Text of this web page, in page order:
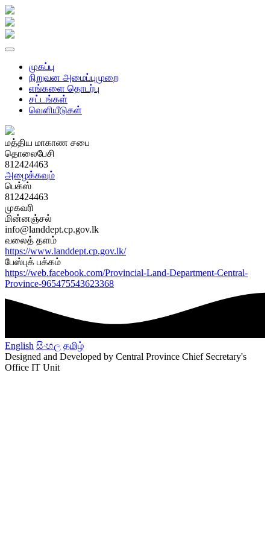
முகப்பு
நிறுவன அமைப்புமுறை
எங்களை தொடர்பு
சட்டங்கள்
வௌியீடுகள்
மத்திய மாகாண சபை
தொலைபேசி
812424463
அழைக்கவும்
பெக்ஸ்
812424463
முகவரி
மின்னஞ்சல்
info@landdept.cp.gov.lk
வலைத் தளம்
https://www.landdept.cp.gov.lk/
பேஸ்புக் பக்கம்
https://web.facebook.com/Provincial-Land-Department-Central-
Province-965475543623368
English සිංහල தமிழ்
Designed and Developed by Central Province Chief Secretary's
Office IT Unit